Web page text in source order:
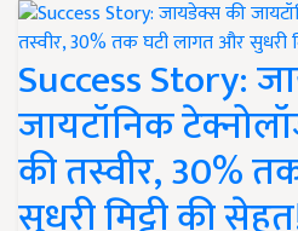
Success Story:
जायटॉनिक
की तस्वीर, 30%
सुधरी मिट्टी की